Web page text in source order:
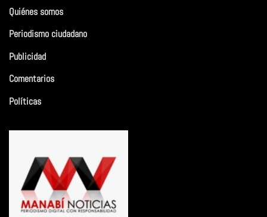
Quiénes somos
Periodismo ciudadano
Publicidad
Comentarios
Políticas